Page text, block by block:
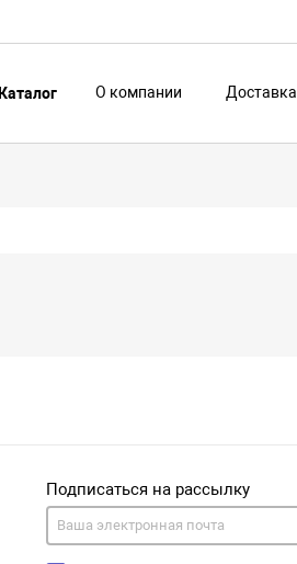
Каталог О компании Доставка
Подписаться на рассылку